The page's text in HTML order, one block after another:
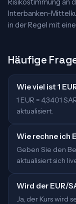
Risikostimmung an
Interbanken-
in der Regel mit
Häufige
Wie viel ist 1
1 EUR = 4,3401
aktualisiert.
Wie rechne ich
Geben Sie den
aktualisiert sich
Wird der EUR/
Ja, der Kurs wird